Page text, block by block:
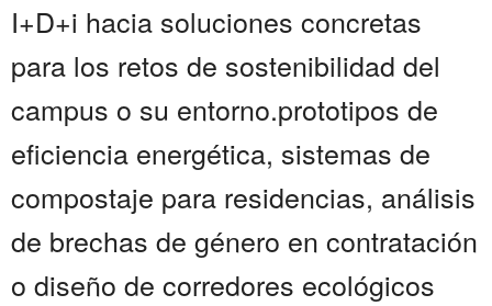
I+D+i hacia soluciones concretas
para los retos de sostenibilidad del
campus o su entorno.prototipos de
eficiencia energética, sistemas de
compostaje para residencias, análisis
de brechas de género en contratación
o diseño de corredores ecológicos